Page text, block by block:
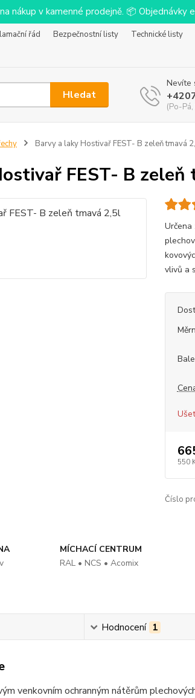
nákup v kamenné prodejně. 📦
řád Bezpečnostní listy Technické listy
Hledat
Nevíte
(Po-
Barvy a laky Hostivař FEST- B zeleň tmavá
FEST- B zeleň
Určena
vlivů a
550
Číslo
MÍCHACÍ CENTRUM
RAL • NCS • Acomix
Hodnocení 1
venkovním ochranným nátěrům